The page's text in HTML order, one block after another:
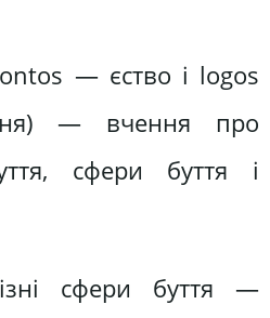
— єство і logos
— вчення про
сфери буття і
сфери буття —